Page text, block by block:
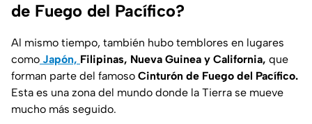
de Fuego del Pacífico?
Al mismo tiempo, también hubo temblores en lugares
como Japón, Filipinas, Nueva Guinea y California, que
forman parte del famoso Cinturón de Fuego del Pacífico.
Esta es una zona del mundo donde la Tierra se mueve
mucho más seguido.